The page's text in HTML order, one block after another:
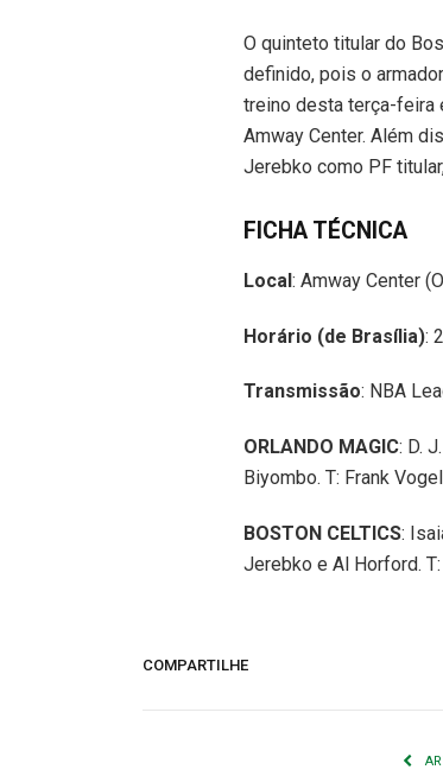
O quinteto titular do
definido, pois o
treino desta terça-feira
Amway Center. Além
Jerebko como PF
FICHA TÉCNICA
Local: Amway Center
Horário (de Brasília):
Transmissão: NBA
ORLANDO MAGIC: D.
Biyombo. T: Frank Vogel
BOSTON CELTICS:
Jerebko e Al Horford.
COMPARTILHE